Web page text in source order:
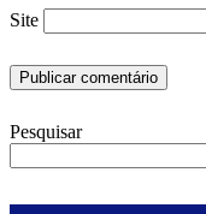
Site
Pesquisar